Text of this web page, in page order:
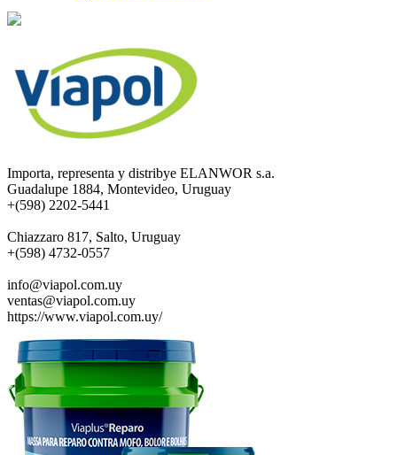
Importa, representa y distribye ELANWOR s.a.
Guadalupe 1884, Montevideo, Uruguay
+(598) 2202-5441
Chiazzaro 817, Salto, Uruguay
+(598) 4732-0557
info@viapol.com.uy
ventas@viapol.com.uy
https://www.viapol.com.uy/